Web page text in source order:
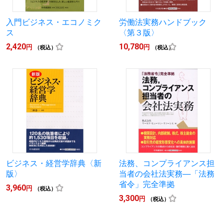
入門ビジネス・エコノミク
ス
2,420円 （税込）
労働法実務ハンドブック
〈第３版〉
10,780円 （税込）
ビジネス・経営学辞典〈新
版〉
3,960円 （税込）
法務、コンプライアンス担
当者の会社法実務―「法務
省令」完全準拠
3,300円 （税込）